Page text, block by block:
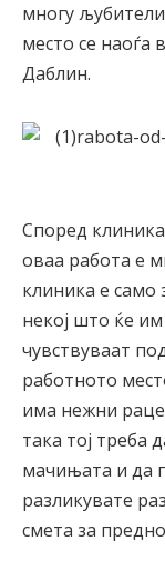
многу
место се наоѓа
Даблин.
Според
оваа работа е
клиника е само
некој што ќе
чувствуваат
работното
има нежни
така тој треба
мачињата и да
разликувате
смета за